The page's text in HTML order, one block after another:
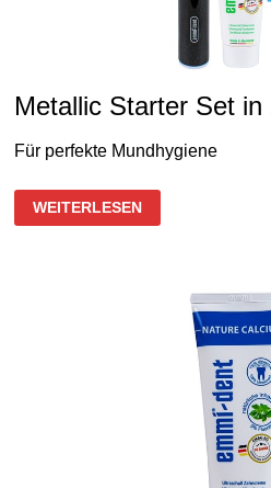
Metallic Starter Set in
Für perfekte Mundhygiene
METALLIC
STARTER
SET
WEITERLESEN